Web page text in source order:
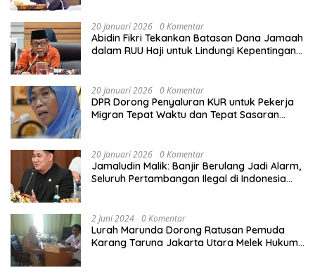
20 Januari 2026 0 Komentar
Abidin Fikri Tekankan Batasan Dana Jamaah
dalam RUU Haji untuk Lindungi Kepentingan
20 Januari 2026 0 Komentar
DPR Dorong Penyaluran KUR untuk Pekerja
Migran Tepat Waktu dan Tepat Sasaran
20 Januari 2026 0 Komentar
Jamaludin Malik: Banjir Berulang Jadi Alarm,
Seluruh Pertambangan Ilegal di Indonesia
2 Juni 2024 0 Komentar
Lurah Marunda Dorong Ratusan Pemuda
Karang Taruna Jakarta Utara Melek Hukum